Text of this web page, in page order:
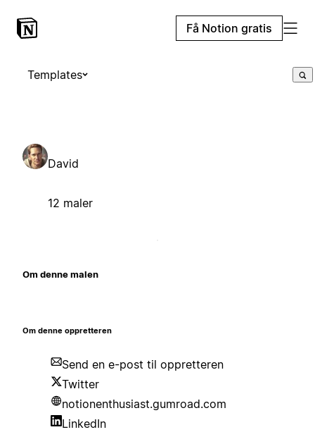
Få Notion gratis
Templates
David
12 maler
Om denne malen
Om denne oppretteren
Send en e-post til oppretteren
Twitter
notionenthusiast.gumroad.com
LinkedIn